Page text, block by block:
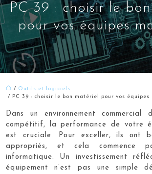
PC 39 : choisir le
pour vos équipes
/ Outils et logiciels
/ PC 39 : choisir le bon matériel pour vos équipes
Dans un environnement
compétitif, la performance de votre
est cruciale. Pour exceller, ils ont
appropriés, et cela commence
informatique. Un investissement
équipement n’est pas une simple